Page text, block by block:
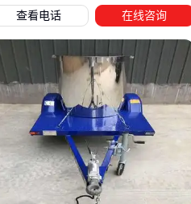
这些信息，而非仅看外观完成
合安全标准？
压力容器的合规性是首要考量。
在结构损伤或材质老化问题，
改装件应满足以下基本条件：
查看电话 在线咨询